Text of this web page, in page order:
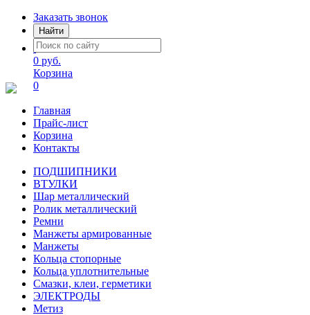
Заказать звонок
Найти
0 руб.
Корзина
0
Главная
Прайс-лист
Корзина
Контакты
ПОДШИПНИКИ
ВТУЛКИ
Шар металлический
Ролик металлический
Ремни
Манжеты армированные
Манжеты
Кольца стопорные
Кольца уплотнительные
Смазки, клеи, герметики
ЭЛЕКТРОДЫ
Метиз